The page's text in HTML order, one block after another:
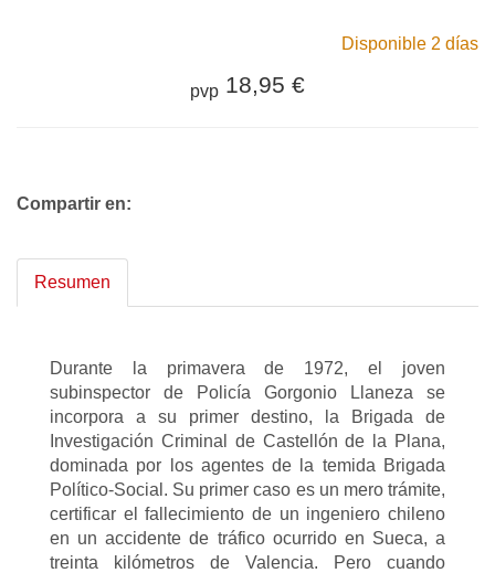
Disponible 2 días
pvp 18,95 €
Compartir en:
Resumen
Durante la primavera de 1972, el joven
subinspector de Policía Gorgonio Llaneza se
incorpora a su primer destino, la Brigada de
Investigación Criminal de Castellón de la Plana,
dominada por los agentes de la temida Brigada
Político-Social. Su primer caso es un mero trámite,
certificar el fallecimiento de un ingeniero chileno
en un accidente de tráfico ocurrido en Sueca, a
treinta kilómetros de Valencia. Pero cuando